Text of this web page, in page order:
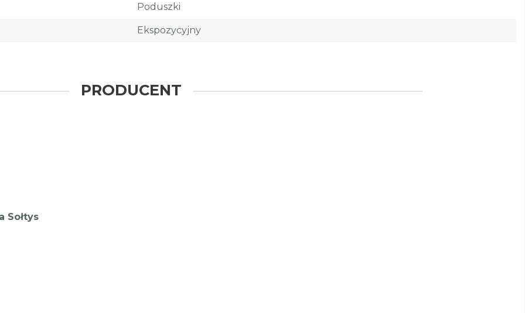
Poduszki
Ekspozycyjny
PRODUCENT
Sołtys